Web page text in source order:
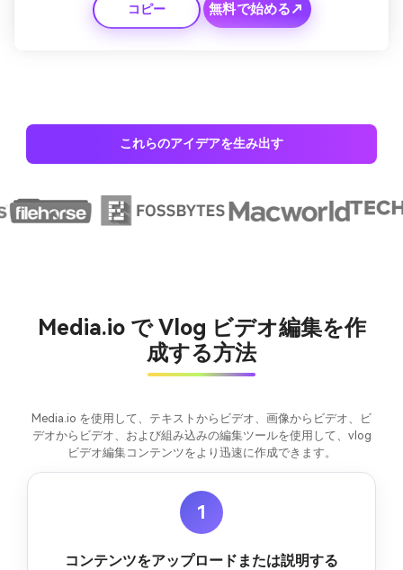
すリラックスできるアウトロで締めくくります。
コピー 無料で始める↗
これらのアイデアを生み出す
Media.io で Vlog ビデオ編集を作
成する方法
Media.io を使用して、テキストからビデオ、画像からビデオ、ビ
デオからビデオ、および組み込みの編集ツールを使用して、vlog
ビデオ編集コンテンツをより迅速に作成できます。
1
コンテンツをアップロードまたは説明する